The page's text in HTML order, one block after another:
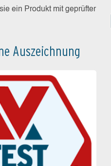
ein Produkt mit geprüfter
Auszeichnung